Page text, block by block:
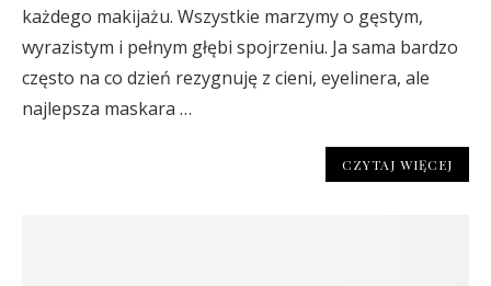
każdego makijażu. Wszystkie marzymy o gęstym,
wyrazistym i pełnym głębi spojrzeniu. Ja sama bardzo
często na co dzień rezygnuję z cieni, eyelinera, ale
najlepsza maskara …
CZYTAJ WIĘCEJ